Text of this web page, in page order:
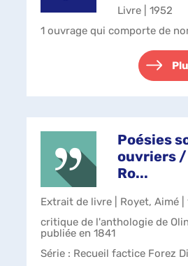
Livre | 1952
1 ouvrage qui comporte de
Poésies
ouvriers /
Ro...
Extrait de livre | Royet, Aimé |
critique de l'anthologie de
publiée en 1841
Série : Recueil factice Forez